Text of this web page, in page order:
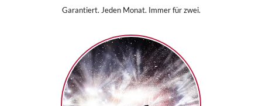
Garantiert. Jeden Monat. Immer für zwei.